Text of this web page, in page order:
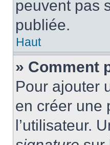
peuvent pas
publiée.
Haut
» Comment
Pour ajouter
en créer une
l’utilisateur.